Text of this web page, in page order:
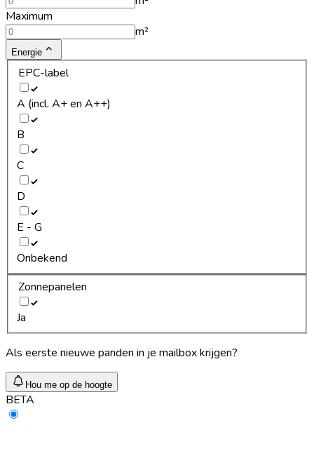
Maximum
m²
Energie
EPC-label
A (incl. A+ en A++)
B
C
D
E - G
Onbekend
Zonnepanelen
Ja
Als eerste nieuwe panden in je mailbox krijgen?
Hou me op de hoogte
BETA